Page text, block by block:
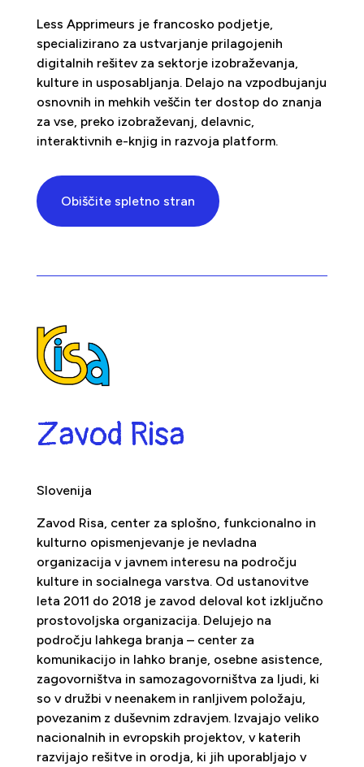
Less Apprimeurs je francosko podjetje,
specializirano za ustvarjanje prilagojenih
digitalnih rešitev za sektorje izobraževanja,
kulture in usposabljanja. Delajo na vzpodbujanju
osnovnih in mehkih veščin ter dostop do znanja
za vse, preko izobraževanj, delavnic,
interaktivnih e-knjig in razvoja platform.
Obiščite spletno stran
Zavod Risa
Slovenija
Zavod Risa, center za splošno, funkcionalno in
kulturno opismenjevanje je nevladna
organizacija v javnem interesu na področju
kulture in socialnega varstva. Od ustanovitve
leta 2011 do 2018 je zavod deloval kot izključno
prostovoljska organizacija. Delujejo na
področju lahkega branja – center za
komunikacijo in lahko branje, osebne asistence,
zagovorništva in samozagovorništva za ljudi, ki
so v družbi v neenakem in ranljivem položaju,
povezanim z duševnim zdravjem. Izvajajo veliko
nacionalnih in evropskih projektov, v katerih
razvijajo rešitve in orodja, ki jih uporabljajo v